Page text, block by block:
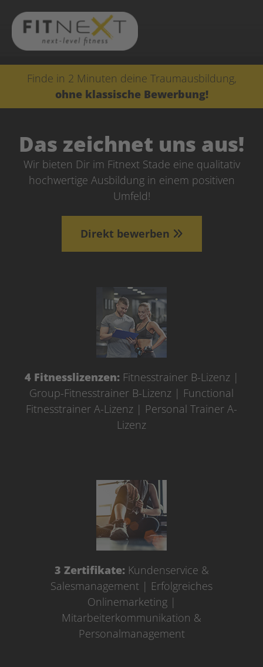
Finde in 2 Minuten deine Traumausbildung,
ohne klassische Bewerbung!
Das zeichnet uns aus!
Wir bieten Dir im Fitnext Stade eine qualitativ
hochwertige Ausbildung in einem positiven
Umfeld!
Direkt bewerben
4 Fitnesslizenzen:Fitnesstrainer B-Lizenz |
Group-Fitnesstrainer B-Lizenz | Functional
Fitnesstrainer A-Lizenz | Personal Trainer A-
Lizenz
3 Zertifikate:Kundenservice &
Salesmanagement | Erfolgreiches
Onlinemarketing |
Mitarbeiterkommunikation &
Personalmanagement